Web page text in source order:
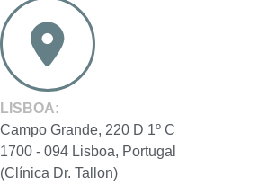
LISBOA:
Campo Grande, 220 D 1º C
1700 - 094 Lisboa, Portugal
(Clínica Dr. Tallon)